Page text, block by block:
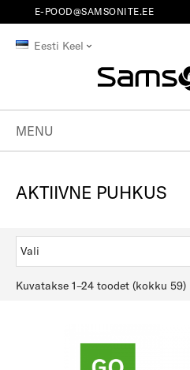
E-POOD@SAMSONITE.EE
Eesti Keel
MENU
AKTIIVNE PUHKUS
Vali
Kuvatakse 1–24 toodet (kokku 59)